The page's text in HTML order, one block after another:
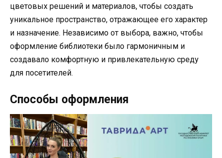
цветовых решений и материалов, чтобы создать
уникальное пространство, отражающее его характер
и назначение. Независимо от выбора, важно, чтобы
оформление библиотеки было гармоничным и
создавало комфортную и привлекательную среду
для посетителей.
Способы оформления